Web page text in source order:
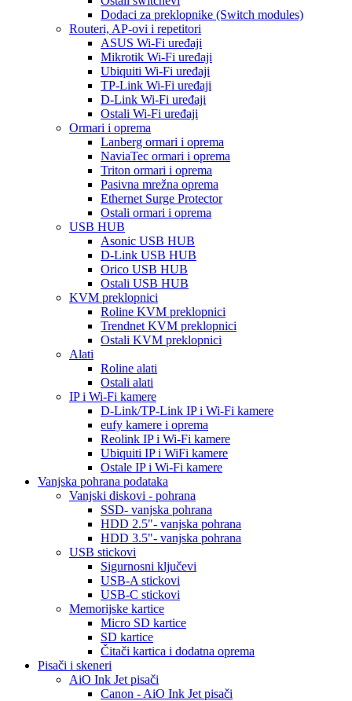
Dodaci za preklopnike (Switch modules)
Routeri, AP-ovi i repetitori
ASUS Wi-Fi uređaji
Mikrotik Wi-Fi uređaji
Ubiquiti Wi-Fi uređaji
TP-Link Wi-Fi uređaji
D-Link Wi-Fi uređaji
Ostali Wi-Fi uređaji
Ormari i oprema
Lanberg ormari i oprema
NaviaTec ormari i oprema
Triton ormari i oprema
Pasivna mrežna oprema
Ethernet Surge Protector
Ostali ormari i oprema
USB HUB
Asonic USB HUB
D-Link USB HUB
Orico USB HUB
Ostali USB HUB
KVM preklopnici
Roline KVM preklopnici
Trendnet KVM preklopnici
Ostali KVM preklopnici
Alati
Roline alati
Ostali alati
IP i Wi-Fi kamere
D-Link/TP-Link IP i Wi-Fi kamere
eufy kamere i oprema
Reolink IP i Wi-Fi kamere
Ubiquiti IP i WiFi kamere
Ostale IP i Wi-Fi kamere
Vanjska pohrana podataka
Vanjski diskovi - pohrana
SSD- vanjska pohrana
HDD 2.5"- vanjska pohrana
HDD 3.5"- vanjska pohrana
USB stickovi
Sigurnosni ključevi
USB-A stickovi
USB-C stickovi
Memorijske kartice
Micro SD kartice
SD kartice
Čitači kartica i dodatna oprema
Pisači i skeneri
AiO Ink Jet pisači
Canon - AiO Ink Jet pisači